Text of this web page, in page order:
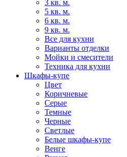
3 кв. м.
5 кв. м.
6 кв. м.
9 кв. м.
Все для кухни
Варианты отделки
Мойки и смесители
Техника для кухни
Шкафы-купе
Цвет
Коричневые
Серые
Темные
Черные
Светлые
Белые шкафы-купе
Венге